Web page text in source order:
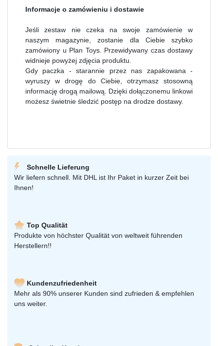
Informacje o zamówieniu i dostawie
Jeśli zestaw nie czeka na swoje zamówienie w
naszym magazynie, zostanie dla Ciebie szybko
zamówiony u Plan Toys. Przewidywany czas dostawy
widnieje powyżej zdjęcia produktu.
Gdy paczka - starannie przez nas zapakowana -
wyruszy w drogę do Ciebie, otrzymasz stosowną
informację drogą mailową. Dzięki dołączonemu linkowi
możesz świetnie śledzić postęp na drodze dostawy.
Schnelle Lieferung
Wir liefern schnell. Mit DHL ist Ihr Paket in kurzer Zeit bei
Ihnen!
Top Qualität
Produkte von höchster Qualität von weltweit führenden
Herstellern!!
Kundenzufriedenheit
Mehr als 90% unserer Kunden sind zufrieden & empfehlen
uns weiter.